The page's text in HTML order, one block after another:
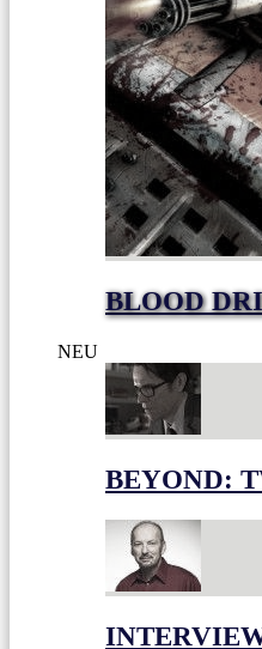
BLOOD
NEU
BEYOND: